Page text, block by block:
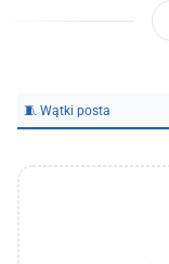
🧵 Wątki posta